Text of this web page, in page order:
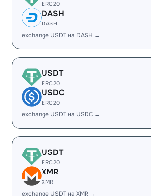
ERC20
DASH
DASH
exchange USDT на DASH →
USDT
ERC20
USDC
ERC20
exchange USDT на USDC →
USDT
ERC20
XMR
XMR
exchange USDT на XMR →